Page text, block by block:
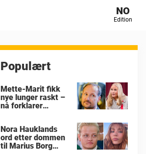
NO
Edition
Populært
Mette-Marit fikk
nye lunger raskt –
nå forklarer
Nora Hauklands
ord etter dommen
til Marius Borg